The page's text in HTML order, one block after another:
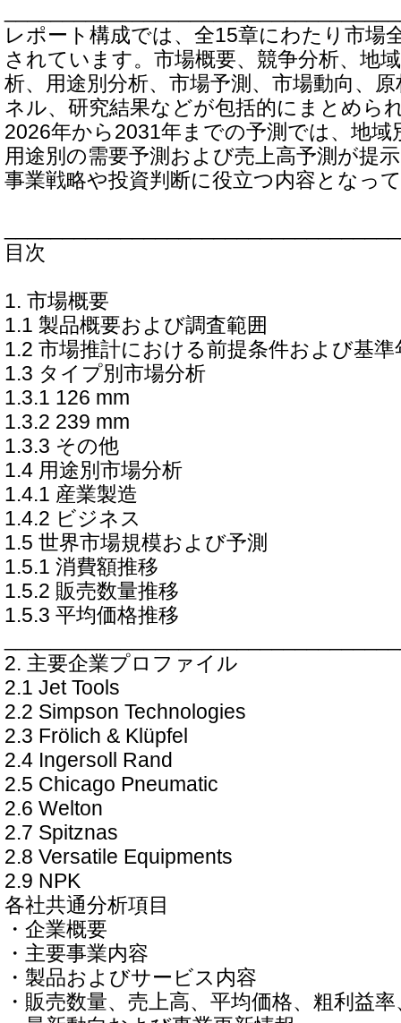
レポート構成では、全15章にわたり市場
されています。市場概要、競争分析、地
析、用途別分析、市場予測、市場動向、
ネル、研究結果などが包括的にまとめら
2026年から2031年までの予測では、地域
用途別の需要予測および売上高予測が提
事業戦略や投資判断に役立つ内容となっ
目次
1. 市場概要
1.1 製品概要および調査範囲
1.2 市場推計における前提条件および基準
1.3 タイプ別市場分析
1.3.1 126 mm
1.3.2 239 mm
1.3.3 その他
1.4 用途別市場分析
1.4.1 産業製造
1.4.2 ビジネス
1.5 世界市場規模および予測
1.5.1 消費額推移
1.5.2 販売数量推移
1.5.3 平均価格推移
2. 主要企業プロファイル
2.1 Jet Tools
2.2 Simpson Technologies
2.3 Frölich & Klüpfel
2.4 Ingersoll Rand
2.5 Chicago Pneumatic
2.6 Welton
2.7 Spitznas
2.8 Versatile Equipments
2.9 NPK
各社共通分析項目
・企業概要
・主要事業内容
・製品およびサービス内容
・販売数量、売上高、平均価格、粗利益